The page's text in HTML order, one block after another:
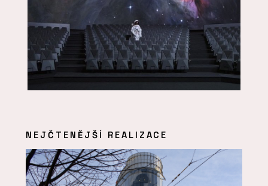
NEJČTENĚJŠÍ REALIZACE